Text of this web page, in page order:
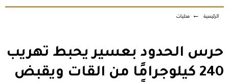
الرئيسية ← محليات
حرس الحدود بعسير يحبط تهريب
240 كيلوجرامًا من القات ويقبض